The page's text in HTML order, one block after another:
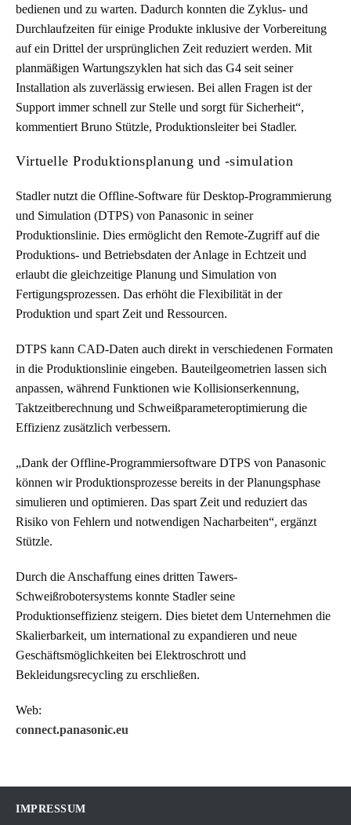
bedienen und zu warten. Dadurch konnten die Zyklus- und
Durchlaufzeiten für einige Produkte inklusive der Vorbereitung
auf ein Drittel der ursprünglichen Zeit reduziert werden. Mit
planmäßigen Wartungszyklen hat sich das G4 seit seiner
Installation als zuverlässig erwiesen. Bei allen Fragen ist der
Support immer schnell zur Stelle und sorgt für Sicherheit“,
kommentiert Bruno Stützle, Produktionsleiter bei Stadler.
Virtuelle Produktionsplanung und -simulation
Stadler nutzt die Offline-Software für Desktop-Programmierung
und Simulation (DTPS) von Panasonic in seiner
Produktionslinie. Dies ermöglicht den Remote-Zugriff auf die
Produktions- und Betriebsdaten der Anlage in Echtzeit und
erlaubt die gleichzeitige Planung und Simulation von
Fertigungsprozessen. Das erhöht die Flexibilität in der
Produktion und spart Zeit und Ressourcen.
DTPS kann CAD-Daten auch direkt in verschiedenen Formaten
in die Produktionslinie eingeben. Bauteilgeometrien lassen sich
anpassen, während Funktionen wie Kollisionserkennung,
Taktzeitberechnung und Schweißparameteroptimierung die
Effizienz zusätzlich verbessern.
„Dank der Offline-Programmiersoftware DTPS von Panasonic
können wir Produktionsprozesse bereits in der Planungsphase
simulieren und optimieren. Das spart Zeit und reduziert das
Risiko von Fehlern und notwendigen Nacharbeiten“, ergänzt
Stützle.
Durch die Anschaffung eines dritten Tawers-
Schweißrobotersystems konnte Stadler seine
Produktionseffizienz steigern. Dies bietet dem Unternehmen die
Skalierbarkeit, um international zu expandieren und neue
Geschäftsmöglichkeiten bei Elektroschrott und
Bekleidungsrecycling zu erschließen.
Web:
connect.panasonic.eu
IMPRESSUM